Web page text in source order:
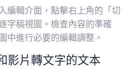
編輯介面，點擊右上角的「切
字稿視圖。檢查內容的準確
中進行必要的編輯調整。
影片轉文字的文本